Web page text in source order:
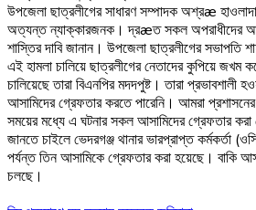
উপজেলা ছাত্রলীগের সাধারণ সম্পাদক অশ্রæ
অত্যন্ত ন্যাক্কারজনক। দ্রæত সকল অপরাধীদের
শাস্তির দাবি জানান। উপজেলা ছাত্রলীগের সভাপতি
এই হামলা চালিয়ে ছাত্রলীগের নেতাদের কুপিয়ে জখম
চালিয়েছে তারা বিএনপির মদদপুষ্ট। তারা প্রভাবশালী
আসামিদের গ্রেফতার করতে পারেনি। আমরা
সময়ের মধ্যে এ ঘটনার সকল আসামিদের গ্রেফতার
জানতে চাইলে ভেদরগঞ্জ থানার ভারপ্রাপ্ত কর্মকর্তা
পর্যন্ত তিন আসামিকে গ্রেফতার করা হয়েছে। বাকি
চলছে।